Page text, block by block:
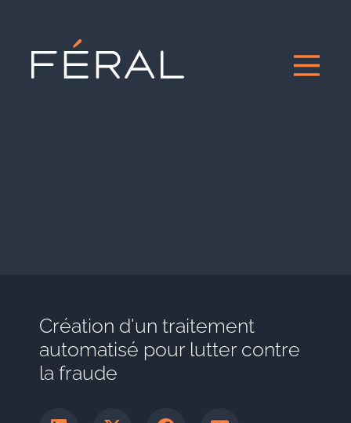
Création d'un traitement
automatisé pour lutter contre
la fraude